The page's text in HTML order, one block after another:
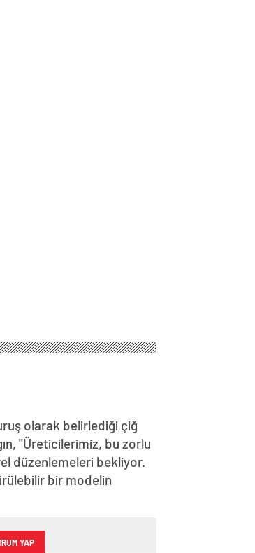
olarak belirlediği çiğ
"Üreticilerimiz, bu zorlu
düzenlemeleri bekliyor.
bir modelin
YAP